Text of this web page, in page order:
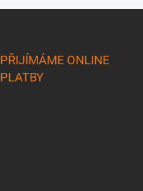
PŘIJÍMÁME ONLINE
PLATBY